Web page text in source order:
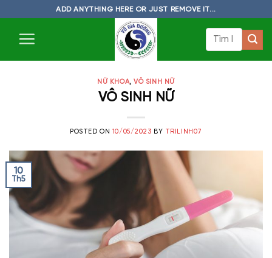
content
ADD ANYTHING HERE OR JUST REMOVE IT...
NỮ KHOA,VÔ SINH NỮ
VÔ SINH NỮ
POSTED ON 10/05/2023 BY TRILINH07
10
Th5